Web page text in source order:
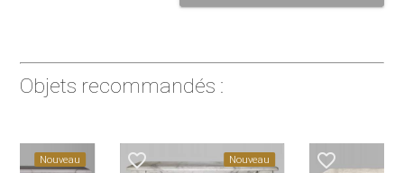
Objets recommandés :
favorite_border Nouveau favorite_border Nouveau